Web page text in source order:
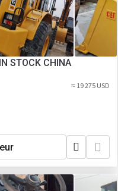
STOCK CHINA
≈ 19 275 USD